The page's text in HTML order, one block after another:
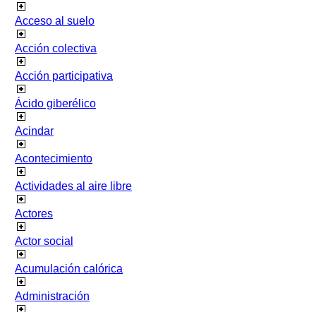
Acceso al suelo
Acción colectiva
Acción participativa
Ácido giberélico
Acindar
Acontecimiento
Actividades al aire libre
Actores
Actor social
Acumulación calórica
Administración